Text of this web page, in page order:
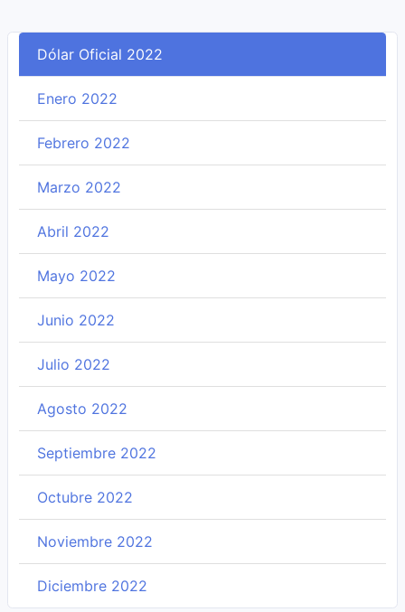
Dólar Oficial 2022
Enero 2022
Febrero 2022
Marzo 2022
Abril 2022
Mayo 2022
Junio 2022
Julio 2022
Agosto 2022
Septiembre 2022
Octubre 2022
Noviembre 2022
Diciembre 2022